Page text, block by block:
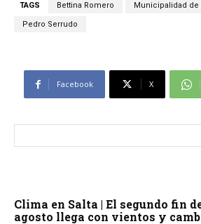
TAGS Bettina Romero Municipalidad de
Pedro Serrudo
Facebook X
Clima en Salta | El segundo fin
agosto llega con vientos y